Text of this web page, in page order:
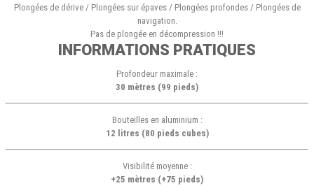
Plongées de dérive / Plongées sur épaves / Plongées profondes / Plongées de
navigation.
Pas de plongée en décompression !!!
INFORMATIONS PRATIQUES
Profondeur maximale :
30 mètres (99 pieds)
Bouteilles en aluminium :
12 litres (80 pieds cubes)
Visibilité moyenne :
+25 mètres (+75 pieds)